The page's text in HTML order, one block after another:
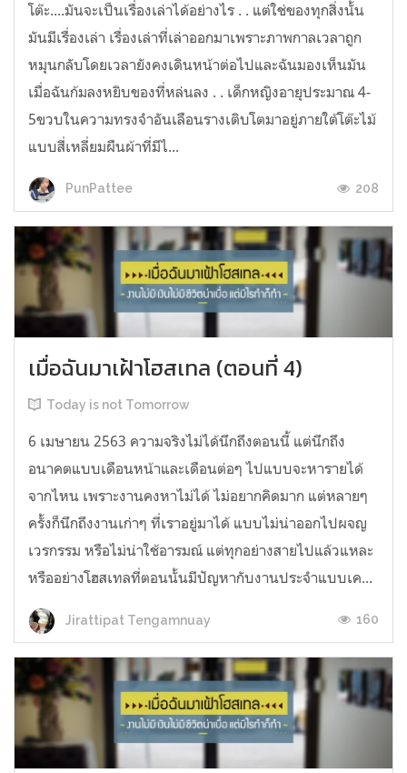
โต๊ะ....มันจะเป็นเรื่องเล่าได้อย่างไร . . แต่ใช่ของทุกสิ่งนั้น
มันมีเรื่องเล่า เรื่องเล่าที่เล่าออกมาเพราะภาพกาลเวลาถูก
หมุนกลับโดยเวลายังคงเดินหน้าต่อไปและฉันมองเห็นมัน
เมื่อฉันก้มลงหยิบของที่หล่นลง . . เด็กหญิงอายุประมาณ 4-
5ขวบในความทรงจำอันเลือนรางเติบโตมาอยู่ภายใต้โต๊ะไม้
แบบสี่เหลี่ยมผืนผ้าที่มีไ...
PunPattee 208
เมื่อฉันมาเฝ้าโฮสเทล (ตอนที่ 4)
Today is not Tomorrow
6 เมษายน 2563 ความจริงไม่ได้นึกถึงตอนนี้ แต่นึกถึง
อนาคตแบบเดือนหน้าและเดือนต่อๆ ไปแบบจะหารายได้
จากไหน เพราะงานคงหาไม่ได้ ไม่อยากคิดมาก แต่หลายๆ
ครั้งก็นึกถึงงานเก่าๆ ที่เราอยู่มาได้ แบบไม่น่าออกไปผจญ
เวรกรรม หรือไม่น่าใช้อารมณ์ แต่ทุกอย่างสายไปแล้วแหละ
หรืออย่างโฮสเทลที่ตอนนั้นมีปัญหากับงานประจำแบบเค...
Jirattipat Tengamnuay 160